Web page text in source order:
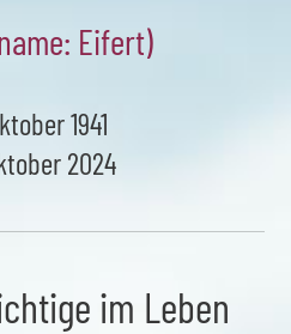
Eifert)
1941
2024
im Leben